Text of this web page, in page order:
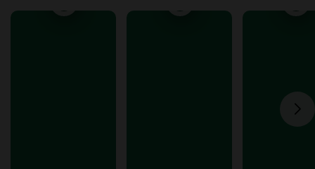
contra el tiempo: necesita un trasplante